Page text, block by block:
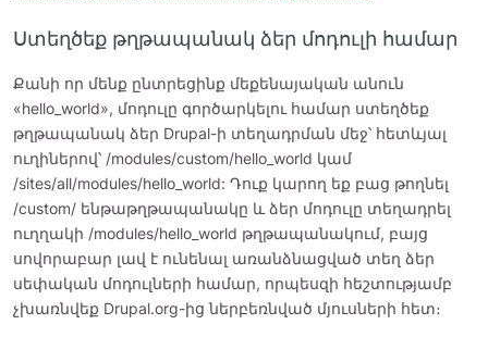
Ստեղծեք թղթապանակ ձեր մոդուլի համար
Քանի որ մենք ընտրեցինք մեքենայական անուն
«hello_world», մոդուլը գործարկելու համար ստեղծեք
թղթապանակ ձեր Drupal-ի տեղադրման մեջ՝ հետևյալ
ուղիներով՝ /modules/custom/hello_world կամ
/sites/all/modules/hello_world: Դուք կարող եք բաց թողնել
/custom/ ենթաթղթապանակը և ձեր մոդուլը տեղադրել
ուղղակի /modules/hello_world թղթապանակում, բայց
սովորաբար լավ է ունենալ առանձնացված տեղ ձեր
սեփական մոդուլների համար, որպեսզի հեշտությամբ
չխառնվեք Drupal.org-ից ներբեռնված մյուսների հետ։